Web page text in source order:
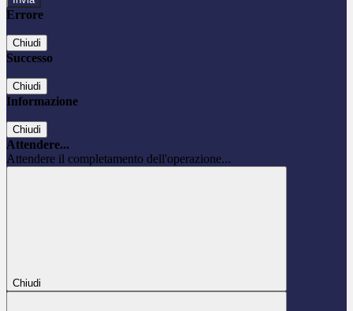
Errore
Chiudi
Successo
Chiudi
Informazione
Chiudi
Attendere...
Attendere il completamento dell'operazione...
Chiudi